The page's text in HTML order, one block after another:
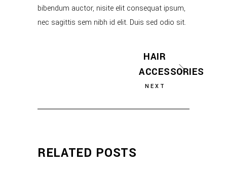
bibendum auctor, nisite elit consequat ipsum,
nec sagittis sem nibh id elit. Duis sed odio sit.
HAIR
ACCESSORIES
NEXT
RELATED POSTS